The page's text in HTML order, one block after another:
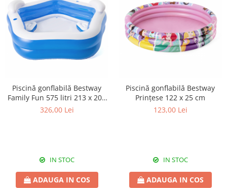
Piscină gonflabilă Bestway
Family Fun 575 litri 213 x 206
x 69 cm
326,00 Lei
IN STOC
ADAUGA IN COS
Piscină gonflabilă Bestway
Prințese 122 x 25 cm
123,00 Lei
IN STOC
ADAUGA IN COS